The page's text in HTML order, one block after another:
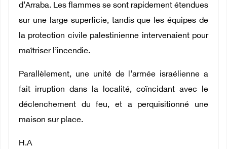
d’Arraba. Les flammes se sont rapidement étendues
sur une large superficie, tandis que les équipes de
la protection civile palestinienne intervenaient pour
maîtriser l’incendie.
Parallèlement, une unité de l’armée israélienne a
fait irruption dans la localité, coïncidant avec le
déclenchement du feu, et a perquisitionné une
maison sur place.
H.A